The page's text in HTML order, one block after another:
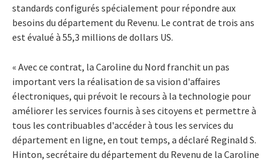
standards configurés spécialement pour répondre aux
besoins du département du Revenu. Le contrat de trois ans
est évalué à 55,3 millions de dollars US.
« Avec ce contrat, la Caroline du Nord franchit un pas
important vers la réalisation de sa vision d'affaires
électroniques, qui prévoit le recours à la technologie pour
améliorer les services fournis à ses citoyens et permettre à
tous les contribuables d'accéder à tous les services du
département en ligne, en tout temps, a déclaré Reginald S.
Hinton, secrétaire du département du Revenu de la Caroline